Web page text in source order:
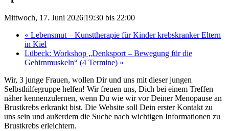
Mittwoch, 17. Juni 2026|19:30 bis 22:00
« Lebensmut – Kunsttherapie für Kinder krebskranker Eltern
in Kiel
Lübeck: Workshop „Denksport – Bewegung für die
Gehirnmuskeln“ (4 Termine) »
Wir, 3 junge Frauen, wollen Dir und uns mit dieser jungen
Selbsthilfegruppe helfen! Wir freuen uns, Dich bei einem Treffen
näher kennenzulernen, wenn Du wie wir vor Deiner Menopause an
Brustkrebs erkrankt bist. Die Website soll Dein erster Kontakt zu
uns sein und außerdem die Suche nach wichtigen Informationen zu
Brustkrebs erleichtern.